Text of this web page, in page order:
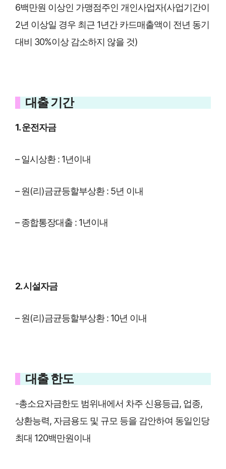
6백만원 이상인 가맹점주인 개인사업자(사업기간이
2년 이상일 경우 최근 1년간 카드매출액이 전년 동기
대비 30%이상 감소하지 않을 것)
대출 기간
1. 운전자금
– 일시상환 : 1년이내
– 원(리)금균등할부상환 : 5년 이내
– 종합통장대출 : 1년이내
2. 시설자금
– 원(리)금균등할부상환 : 10년 이내
대출 한도
-총소요자금한도 범위내에서 차주 신용등급, 업종,
상환능력, 자금용도 및 규모 등을 감안하여 동일인당
최대 120백만원이내